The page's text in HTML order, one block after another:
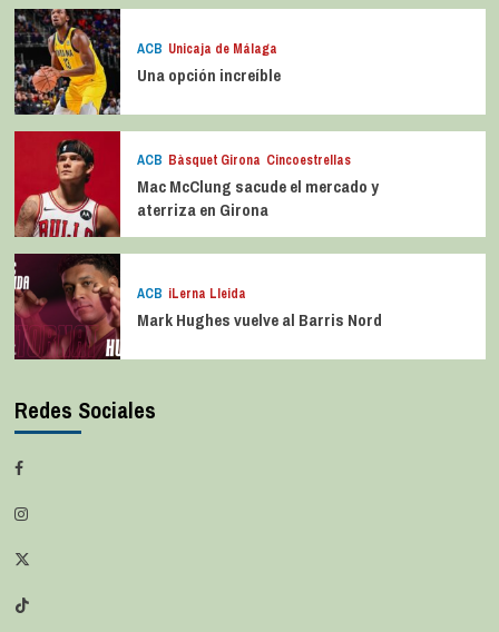
ACB Unicaja de Málaga
Una opción increíble
ACB Bàsquet Girona Cincoestrellas
Mac McClung sacude el mercado y
aterriza en Girona
ACB iLerna Lleida
Mark Hughes vuelve al Barris Nord
Redes Sociales